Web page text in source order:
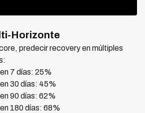
Horizonte
predecir recovery en múltiples
7 días: 25%
30 días: 45%
90 días: 62%
180 días: 68%